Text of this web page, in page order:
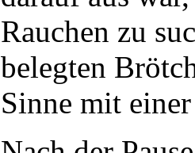
Rauchen zu
belegten
Sinne mit